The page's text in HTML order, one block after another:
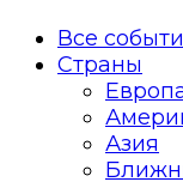
Все
Страны
Азия